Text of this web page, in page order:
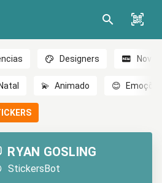
Designers Novo
Natal 💫 Animado 😊
RYAN GOSLING
StickersBot